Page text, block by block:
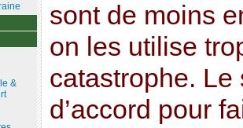
sont de moins
on les utilise
catastrophe.
d’accord pour
&